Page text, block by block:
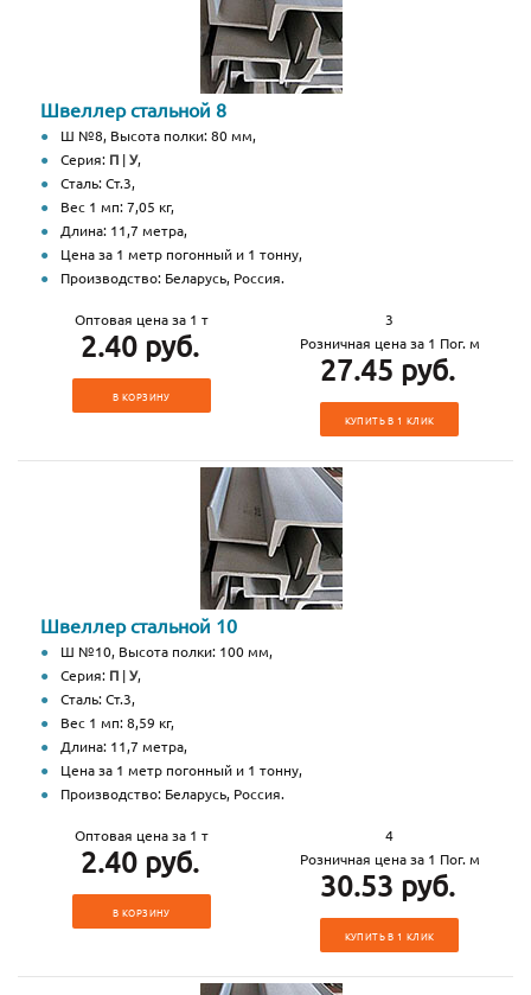
Швеллер стальной 8
Ш №8, Высота полки: 80 мм,
Серия: П |У,
Сталь: Ст.3,
Вес 1 мп: 7,05 кг,
Длина: 11,7 метра,
Цена за 1 метр погонный и 1 тонну,
Производство: Беларусь, Россия.
Оптовая цена за 1 т
2.40 руб.
В КОРЗИНУ
3
Розничная цена за 1 Пог. м
27.45 руб.
КУПИТЬ В 1 КЛИК
Швеллер стальной 10
Ш №10, Высота полки: 100 мм,
Серия: П |У,
Сталь: Ст.3,
Вес 1 мп: 8,59 кг,
Длина: 11,7 метра,
Цена за 1 метр погонный и 1 тонну,
Производство: Беларусь, Россия.
Оптовая цена за 1 т
2.40 руб.
В КОРЗИНУ
4
Розничная цена за 1 Пог. м
30.53 руб.
КУПИТЬ В 1 КЛИК